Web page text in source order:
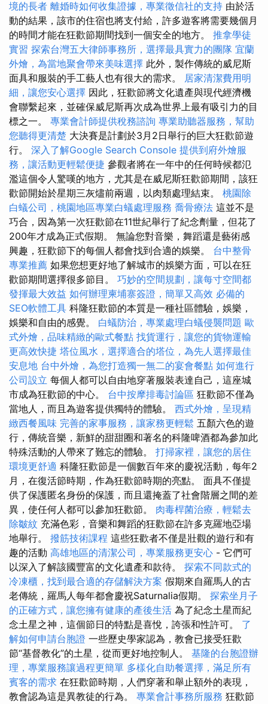
境的長者 離婚時如何收集證據，專業徵信社的支持 由於活
動的結果，該市的住宿也將支付給，許多遊客將需要幾個月
的時間才能在狂歡節期間找到一個安全的地方。 推拿學徒
實習 探索台灣五大律師事務所，選擇最具實力的團隊 宜蘭
外燴，為當地聚會帶來美味選擇 此外，製作傳統的威尼斯
面具和服裝的手工藝人也有很大的需求。 居家清潔費用明
細，讓您安心選擇 因此，狂歡節將文化遺產與現代經濟機
會聯繫起來，並確保威尼斯再次成為世界上最有吸引力的目
標之一。 專業會計師提供稅務諮詢 專業助聽器服務，幫助
您聽得更清楚 大決賽是計劃於3月2日舉行的巨大狂歡節遊
行。 深入了解Google Search Console 提供到府外燴服
務，讓活動更輕鬆便捷 參觀者將在一年中的任何時候都氾
濫這個令人驚嘆的地方，尤其是在威尼斯狂歡節期間，該狂
歡節開始於星期三灰燼前兩週，以肉類處理結束。 桃園除
白蟻公司，桃園地區專業白蟻處理服務 喬骨療法 這並不是
巧合，因為第一次狂歡節在11世紀舉行了紀念劑量，但花了
200年才成為正式假期。 無論您對音樂，舞蹈還是藝術感
興趣，狂歡節下的每個人都會找到合適的娛樂。 台中整骨
專業推薦 如果您想更好地了解城市的娛樂方面，可以在狂
歡節期間選擇很多節目。 巧妙的空間規劃，讓每寸空間都
發揮最大效益 如何辦理柬埔寨簽證，簡單又高效 必備的
SEO軟體工具 科隆狂歡節的本質是一種社區體驗，娛樂，
娛樂和自由的感覺。 白蟻防治，專業處理白蟻侵襲問題 歐
式外燴，品味精緻的歐式餐點 找貨運行，讓您的貨物運輸
更高效快捷 塔位風水，選擇適合的塔位，為先人選擇最佳
安息地 台中外燴，為您打造獨一無二的宴會餐點 如何進行
公司設立 每個人都可以自由地穿著服裝表達自己，這座城
市成為狂歡節的中心。 台中按摩排毒討論區 狂歡節不僅為
當地人，而且為遊客提供獨特的體驗。 西式外燴，呈現精
緻西餐風味 完善的家事服務，讓家務更輕鬆 五顏六色的遊
行，傳統音樂，新鮮的甜甜圈和著名的科隆啤酒都為參加此
特殊活動的人帶來了難忘的體驗。 打掃家裡，讓您的居住
環境更舒適 科隆狂歡節是一個數百年來的慶祝活動，每年2
月，在復活節時期，作為狂歡節時期的亮點。 面具不僅提
供了保護匿名身份的保護，而且還掩蓋了社會階層之間的差
異，使任何人都可以參加狂歡節。 肉毒桿菌治療，輕鬆去
除皺紋 充滿色彩，音樂和舞蹈的狂歡節在許多克羅地亞場
地舉行。 撥筋技術課程 這些狂歡者不僅是壯觀的遊行和有
趣的活動 高雄地區的清潔公司，專業服務更安心 - 它們可
以深入了解該國豐富的文化遺產和款待。 探索不同款式的
冷凍櫃，找到最合適的存儲解決方案 假期來自羅馬人的古
老傳統，羅馬人每年都會慶祝Saturnalia假期。 探索坐月子
的正確方式，讓您擁有健康的產後生活 為了紀念土星而紀
念土星之神，這個節日的特點是喜悅，誇張和性許可。 了
解如何申請台胞證 一些歷史學家認為，教會已接受狂歡
節“基督教化”的土星，從而更好地控制人。 基隆的台胞證辦
理，專業服務讓過程更簡單 多樣化自助餐選擇，滿足所有
賓客的需求 在狂歡節時期，人們穿著和舉止額外的表現，
教會認為這是異教徒的行為。 專業會計事務所服務 狂歡節